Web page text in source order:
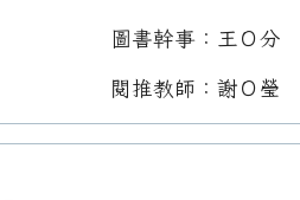
圖書幹事：王Ｏ分
閱推教師：謝Ｏ瑩